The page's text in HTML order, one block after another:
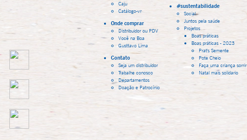
Caju
Catálogo-vr
Onde comprar
Distribuidor ou PDV
Você na Boa
Gusttavo Lima
Contato
Seja um distribuidor
Trabalhe conosco
Departamentos
Doação e Patrocínio
#sustentabilidade
Social
Juntos pela saúde
Projetos
Boas práticas
Boas práticas - 2023
Prat's Semente
Pote Cheio
Faça uma criança sorrir
Natal mais solidario